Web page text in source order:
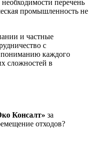
перечень
промышленность не
и частные
с
пониманию каждого
сложностей в
Консалт» за
отходов?